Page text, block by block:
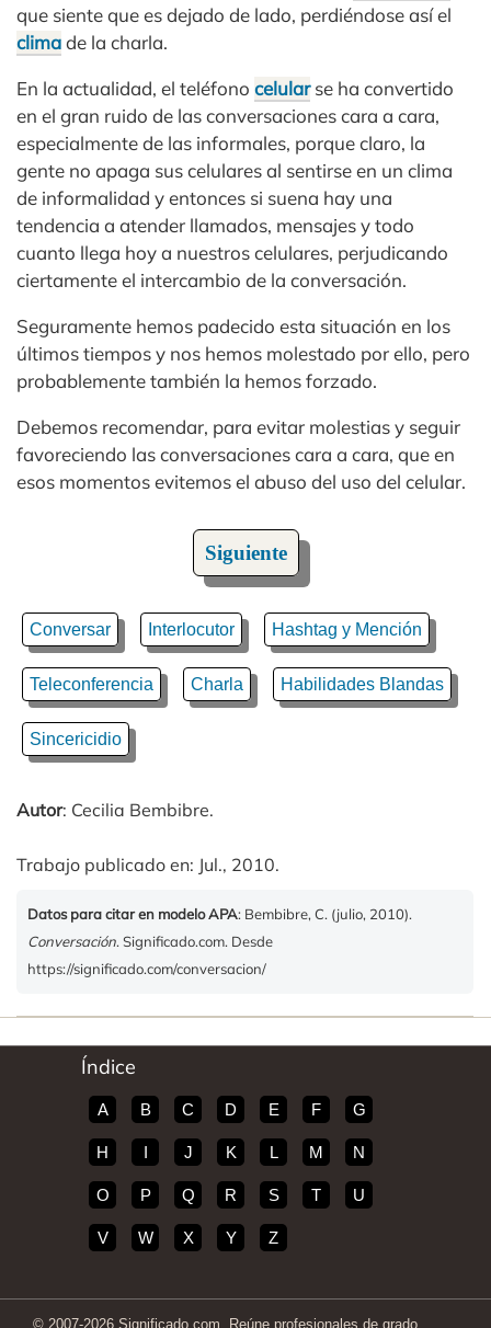
que siente que es dejado de lado, perdiéndose así el
climade la charla.
En la actualidad, el teléfono celularse ha convertido
en el gran ruido de las conversaciones cara a cara,
especialmente de las informales, porque claro, la
gente no apaga sus celulares al sentirse en un clima
de informalidad y entonces si suena hay una
tendencia a atender llamados, mensajes y todo
cuanto llega hoy a nuestros celulares, perjudicando
ciertamente el intercambio de la conversación.
Seguramente hemos padecido esta situación en los
últimos tiempos y nos hemos molestado por ello, pero
probablemente también la hemos forzado.
Debemos recomendar, para evitar molestias y seguir
favoreciendo las conversaciones cara a cara, que en
esos momentos evitemos el abuso del uso del celular.
Siguiente
Conversar Interlocutor Hashtag y Mención
Teleconferencia Charla Habilidades Blandas
Sincericidio
Autor: Cecilia Bembibre.
Trabajo publicado en: Jul., 2010.
Datos para citar en modelo APA: Bembibre, C. (julio, 2010).
Conversación. Significado.com. Desde
https://significado.com/conversacion/
Índice
A B C D E F G
H I J K L M N
O P Q R S T U
V W X Y Z
© 2007-2026 Significado.com. Reúne profesionales de grado